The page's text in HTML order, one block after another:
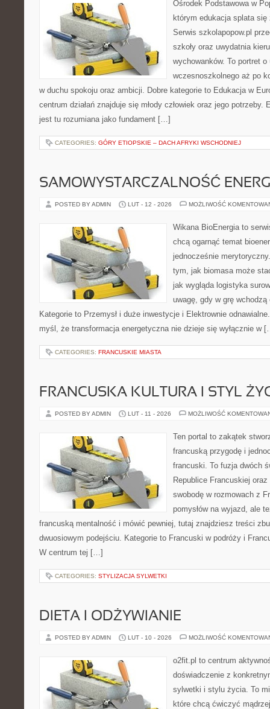
Ośrodek Podstawowa w
którym edukacja splata
Serwis szkolapopow.pl
szkoły oraz uwydatnia
wychowanków. To portret
wczesnoszkolnego aż po
w duchu spokoju oraz ambicji. Dobre kategorie to Edukacja w
centrum działań znajduje się młody człowiek oraz jego potrzeby.
jest tu rozumiana jako fundament […]
CATEGORIES: GÓRY ETIOPSKIE – DACH AFRYKI WSCHODNIEJ
SAMOWYSTARCZALNOŚĆ
POSTED BY ADMIN LUT - 12 - 2026 MOŻLIWOŚĆ
Wikana BioEnergia to
chcą ogarnąć temat
jednocześnie
tym, jak biomasa może
jak wygląda logistyka
uwagę, gdy w grę
Kategorie to Przemysł i duże inwestycje i Elektrownie
myśl, że transformacja energetyczna nie dzieje się wyłącznie w
CATEGORIES: FRANCUSKIE MIASTA
FRANCUSKA KULTURA I STYL
POSTED BY ADMIN LUT - 11 - 2026 MOŻLIWOŚĆ
Ten portal to zakątek
francuską przygodę i
francuski. To fuzja dwóch
Republice Francuskiej
swobodę w rozmowach z
pomysłów na wyjazd, ale
francuską mentalność i mówić pewniej, tutaj znajdziesz treści
dwuosiowym podejściu. Kategorie to Francuski w podróży i
W centrum tej […]
CATEGORIES: STYLIZACJA SYLWETKI
DIETA I ODŻYWIANIE
POSTED BY ADMIN LUT - 10 - 2026 MOŻLIWOŚĆ
o2fit.pl to centrum
doświadczenie z
sylwetki i stylu życia. To
które chcą ćwiczyć